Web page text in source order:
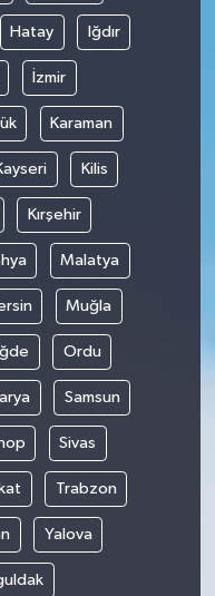
Hatay Iğdır
İzmir
Karaman
Kilis
Kırşehir
Malatya
Muğla
Ordu
Samsun
Sivas
Trabzon
Yalova